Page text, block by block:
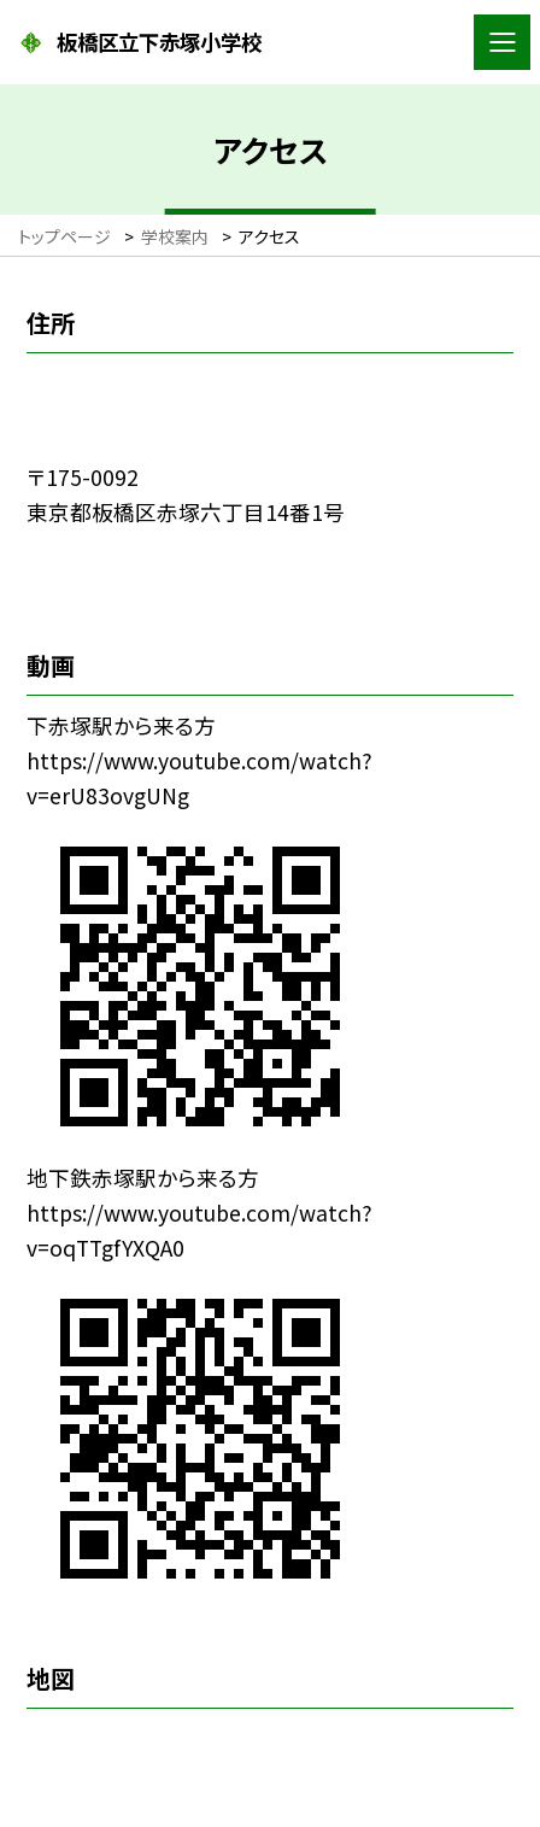
板橋区立下赤塚小学校
アクセス
トップページ > 学校案内 > アクセス
住所
〒175-0092
東京都板橋区赤塚六丁目14番1号
動画
下赤塚駅から来る方
https://www.youtube.com/watch?
v=erU83ovgUNg
地下鉄赤塚駅から来る方
https://www.youtube.com/watch?
v=oqTTgfYXQA0
地図